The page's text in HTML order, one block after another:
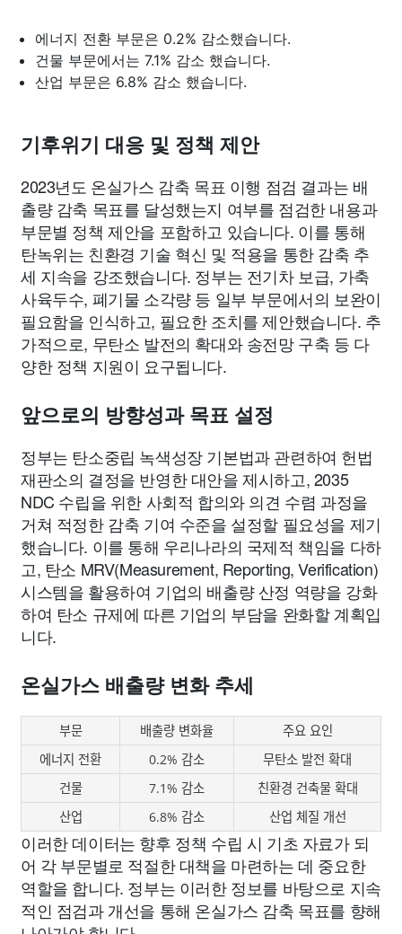
에너지 전환 부문은 0.2% 감소했습니다.
건물 부문에서는 7.1% 감소 했습니다.
산업 부문은 6.8% 감소 했습니다.
기후위기 대응 및 정책 제안
2023년도 온실가스 감축 목표 이행 점검 결과는 배
출량 감축 목표를 달성했는지 여부를 점검한 내용과
부문별 정책 제안을 포함하고 있습니다. 이를 통해
탄녹위는 친환경 기술 혁신 및 적용을 통한 감축 추
세 지속을 강조했습니다. 정부는 전기차 보급, 가축
사육두수, 폐기물 소각량 등 일부 부문에서의 보완이
필요함을 인식하고, 필요한 조치를 제안했습니다. 추
가적으로, 무탄소 발전의 확대와 송전망 구축 등 다
양한 정책 지원이 요구됩니다.
앞으로의 방향성과 목표 설정
정부는 탄소중립 녹색성장 기본법과 관련하여 헌법
재판소의 결정을 반영한 대안을 제시하고, 2035
NDC 수립을 위한 사회적 합의와 의견 수렴 과정을
거쳐 적정한 감축 기여 수준을 설정할 필요성을 제기
했습니다. 이를 통해 우리나라의 국제적 책임을 다하
고, 탄소 MRV(Measurement, Reporting, Verification)
시스템을 활용하여 기업의 배출량 산정 역량을 강화
하여 탄소 규제에 따른 기업의 부담을 완화할 계획입
니다.
온실가스 배출량 변화 추세
부문 배출량 변화율
주요 요인
에너지 전환
0.2% 감소
무탄소 발전 확대
건물
7.1% 감소
친환경 건축물 확대
산업
6.8% 감소 산업 체질 개선
이러한 데이터는 향후 정책 수립 시 기초 자료가 되
어 각 부문별로 적절한 대책을 마련하는 데 중요한
역할을 합니다. 정부는 이러한 정보를 바탕으로 지속
적인 점검과 개선을 통해 온실가스 감축 목표를 향해